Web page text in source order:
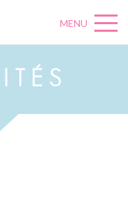
MENU
É S